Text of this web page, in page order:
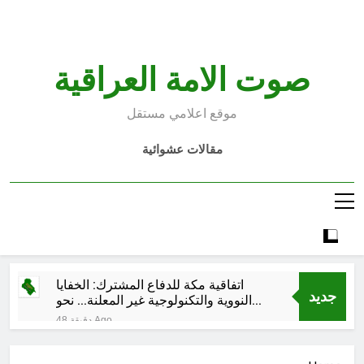
صوت الامة العراقية
موقع اعلامي مستقل
مقالات عشوائية
جديد
اتفاقية مكة للدفاع المشترك: الخفايا
النووية والتكنولوجية غير المعلنة… نحو
هندسة ردع جديدة في الشرق الأوسط ؟
48 دقيقة Ago